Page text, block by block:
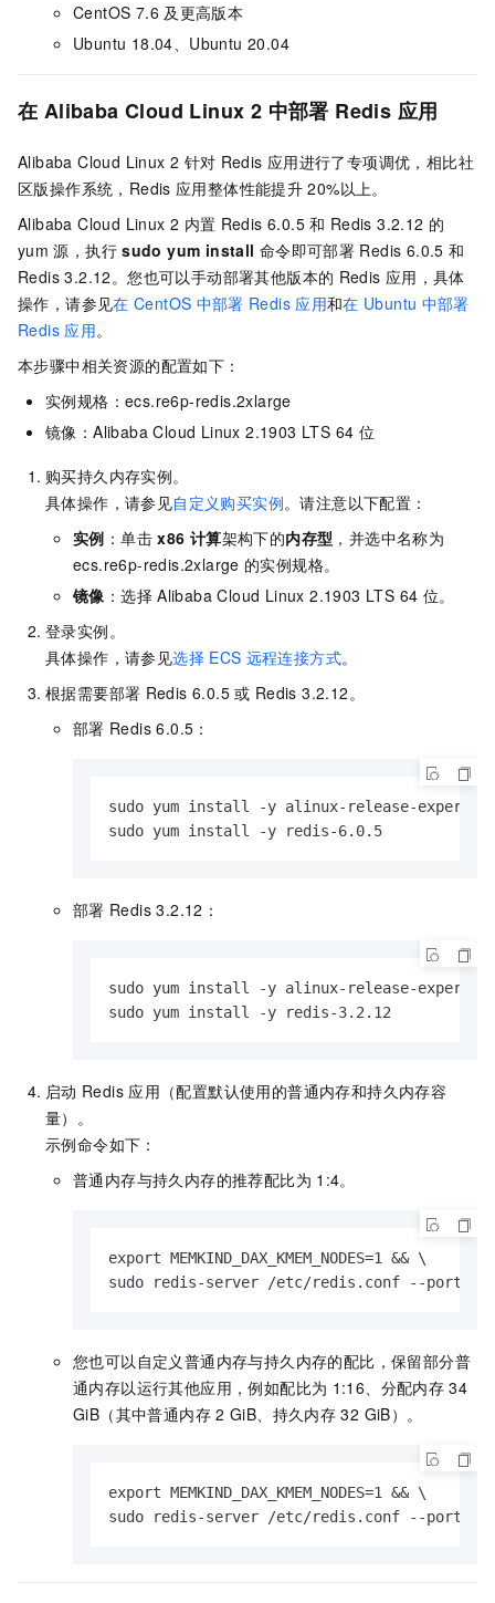
CentOS 7.6 及更高版本
Ubuntu 18.04、Ubuntu 20.04
在 Alibaba Cloud Linux 2 中部署 Redis 应用
Alibaba Cloud Linux 2 针对 Redis 应用进行了专项调优，相比社
区版操作系统，Redis 应用整体性能提升 20%以上。
Alibaba Cloud Linux 2 内置 Redis 6.0.5 和 Redis 3.2.12 的
yum 源，执行 sudo yum install 命令即可部署 Redis 6.0.5 和
Redis 3.2.12。您也可以手动部署其他版本的 Redis 应用，具体
操作，请参见在 CentOS 中部署 Redis 应用和在 Ubuntu 中部署
Redis 应用。
本步骤中相关资源的配置如下：
实例规格：ecs.re6p-redis.2xlarge
镜像：Alibaba Cloud Linux 2.1903 LTS 64 位
购买持久内存实例。
具体操作，请参见自定义购买实例。请注意以下配置：
实例 ：单击 x86 计算架构下的内存型 ，并选中名称为
ecs.re6p-redis.2xlarge 的实例规格。
镜像 ：选择 Alibaba Cloud Linux 2.1903 LTS 64 位。
登录实例。
具体操作，请参见选择 ECS 远程连接方式。
根据需要部署 Redis 6.0.5 或 Redis 3.2.12。
部署 Redis 6.0.5：
sudo yum install -y alinux-release-
sudo yum install -y redis-6.0.5
部署 Redis 3.2.12：
sudo yum install -y alinux-release-
sudo yum install -y redis-3.2.12
启动 Redis 应用（配置默认使用的普通内存和持久内存容
量）。
示例命令如下：
普通内存与持久内存的推荐配比为 1:4。
export MEMKIND_DAX_KMEM_NODES=1 && \
sudo redis-server /etc/redis.conf --port
您也可以自定义普通内存与持久内存的配比，保留部分普
通内存以运行其他应用，例如配比为 1:16、分配内存 34
GiB（其中普通内存 2 GiB、持久内存 32 GiB）。
export MEMKIND_DAX_KMEM_NODES=1 && \
sudo redis-server /etc/redis.conf --port